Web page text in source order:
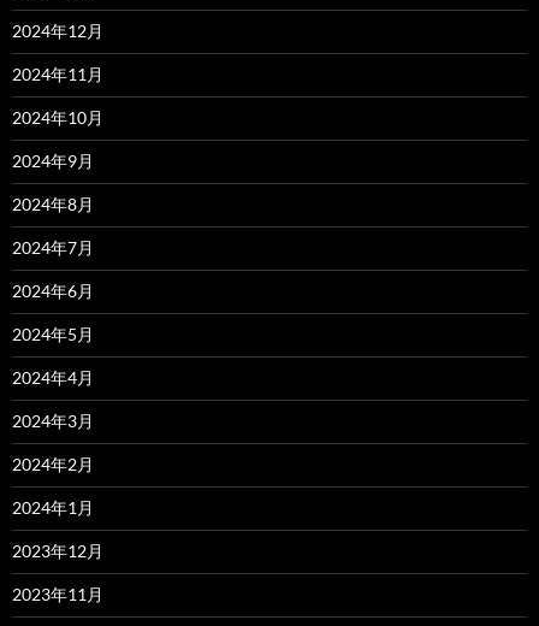
2024年12月
2024年11月
2024年10月
2024年9月
2024年8月
2024年7月
2024年6月
2024年5月
2024年4月
2024年3月
2024年2月
2024年1月
2023年12月
2023年11月